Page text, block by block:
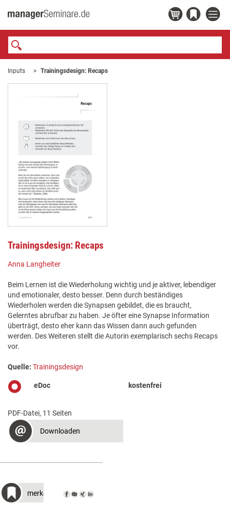
Inputs Trainingsdesign: Recaps
Trainingsdesign: Recaps
Anna Langheiter
Beim Lernen ist die Wiederholung wichtig und je aktiver, lebendiger
und emotionaler, desto besser. Denn durch beständiges
Wiederholen werden die Synapsen gebildet, die es braucht,
Gelerntes abrufbar zu haben. Je öfter eine Synapse Information
überträgt, desto eher kann das Wissen dann auch gefunden
werden. Des Weiteren stellt die Autorin exemplarisch sechs Recaps
vor.
Quelle: Trainingsdesign
eDoc kostenfrei
PDF-Datei, 11 Seiten
Downloaden
merken